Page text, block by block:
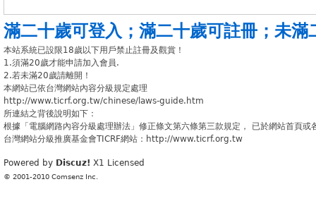
滿二十歲可登入 ； 滿二十歲可註冊 ； 未滿
本站系統已設限18歲以下用戶禁止註冊及觀賞！
1.須滿20歲才能申請加入會員.
2.若未滿20歲請離開！
本網站已依台灣網站內容分級規定處理
http://www.ticrf.org.tw/chinese/laws-guide.htm
所連結之背後說明如下：
根據「電腦網路內容分級處理辦法」修正條文第六條第三款規定， 已於網站首頁
台灣網站分級推廣基金會TICRF網站：http://www.ticrf.org.tw
Powered by Discuz! X1 Licensed
© 2001-2010 Comsenz Inc.